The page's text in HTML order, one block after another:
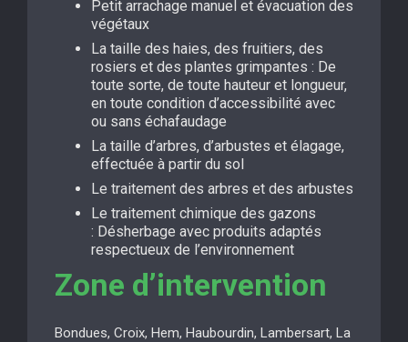
Petit arrachage manuel et évacuation des
végétaux
La taille des haies, des fruitiers, des
rosiers et des plantes grimpantes : De
toute sorte, de toute hauteur et longueur,
en toute condition d’accessibilité avec
ou sans échafaudage
La taille d’arbres, d’arbustes et élagage,
effectuée à partir du sol
Le traitement des arbres et des arbustes
Le traitement chimique des gazons
: Désherbage avec produits adaptés
respectueux de l’environnement
Zone d’intervention
Bondues, Croix, Hem, Haubourdin, Lambersart, La